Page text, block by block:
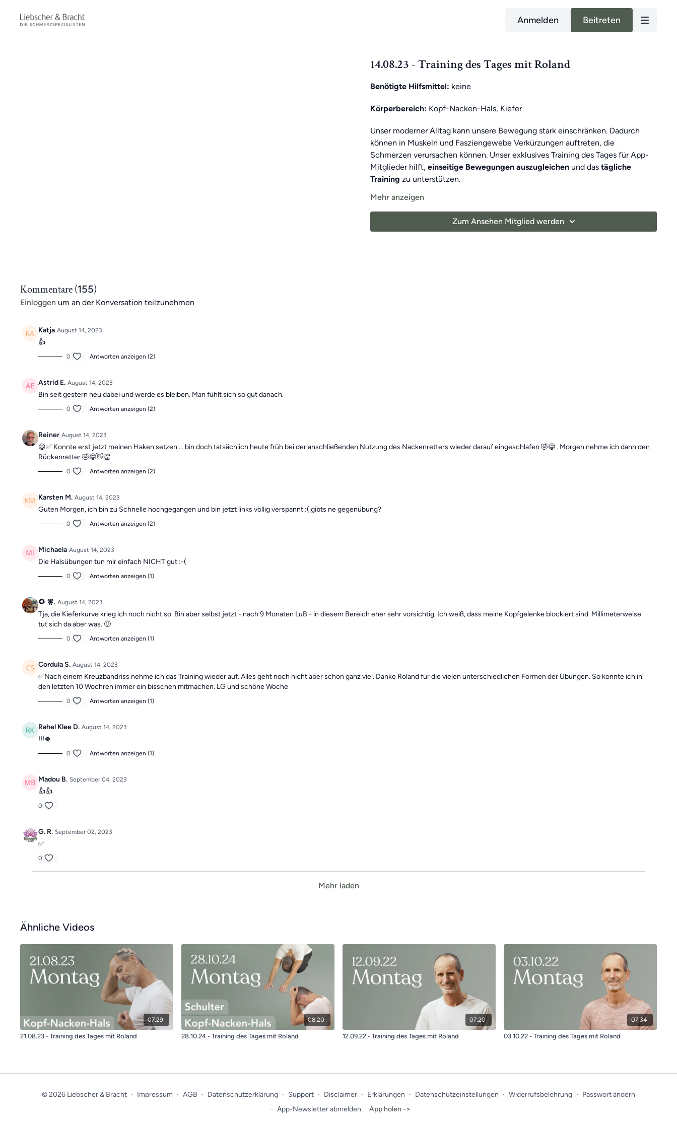
Anmelden Beitreten
14.08.23 - Training des Tages mit Roland
Benötigte Hilfsmittel: keine
Körperbereich: Kopf-Nacken-Hals, Kiefer
Unser moderner Alltag kann unsere Bewegung stark einschränken. Dadurch
können in Muskeln und Fasziengewebe Verkürzungen auftreten, die
Schmerzen verursachen können. Unser exklusives Training des Tages für App-
Mitglieder hilft,einseitige Bewegungen auszugleichen und dastägliche
Training zu unterstützen.
Jeden Tagerwartet dich ein
AlsWochen-Highlightgibt essonntags ein 30-minütiges Training, um dich
Übungseinheiten sind unabhängig voneinander. In der Kategorie“Vergangene
Mehr anzeigen
Zum Ansehen Mitglied werden
Kommentare (155)
Einloggen um an der Konversation teilzunehmen
Katja August 14, 2023
👍
0 Antworten anzeigen (2)
Astrid E. August 14, 2023
Bin seit gestern neu dabei und werde es bleiben. Man fühlt sich so gut danach.
0 Antworten anzeigen (2)
Reiner August 14, 2023
😀✅ Konnte erst jetzt meinen Haken setzen … bin doch tatsächlich heute früh bei der anschließenden Nutzung des Nackenretters wieder darauf eingeschlafen 🤣😂 . Morgen nehme ich dann den
Rückenretter 🤣😂👋👏
0 Antworten anzeigen (2)
Karsten M. August 14, 2023
Guten Morgen, ich bin zu Schnelle hochgegangen und bin jetzt links völlig verspannt :( gibts ne gegenübung?
0 Antworten anzeigen (2)
Michaela August 14, 2023
Die Halsübungen tun mir einfach NICHT gut :-(
0 Antworten anzeigen (1)
🌻 🧚. August 14, 2023
Tja, die Kieferkurve krieg ich noch nicht so. Bin aber selbst jetzt - nach 9 Monaten LuB - in diesem Bereich eher sehr vorsichtig. Ich weiß, dass meine Kopfgelenke blockiert sind. Millimeterweise
tut sich da aber was. 🙂
0 Antworten anzeigen (1)
Cordula S. August 14, 2023
✅Nach einem Kreuzbandriss nehme ich das Training wieder auf. Alles geht noch nicht aber schon ganz viel. Danke Roland für die vielen unterschiedlichen Formen der Übungen. So konnte ich in
den letzten 10 Wochren immer ein bisschen mitmachen. LG und schöne Woche
0 Antworten anzeigen (1)
Rahel Klee D. August 14, 2023
!!!🍀
0 Antworten anzeigen (1)
Madou B. September 04, 2023
👍👍
0
G. R. September 02, 2023
✅️
0
Mehr laden
Ähnliche Videos
07:29
21.08.23 - Training des Tages mit Roland
08:20
28.10.24 - Training des Tages mit Roland
07:20
12.09.22 - Training des Tages mit Roland
07:34
03.10.22 - Training des Tages mit Roland
© 2026 Liebscher & Bracht ∙ Impressum ∙ AGB ∙ Datenschutzerklärung ∙ Support ∙ Disclaimer ∙ Erklärungen ∙ Datenschutzeinstellungen ∙ Widerrufsbelehrung ∙ Passwort ändern
∙ App-Newsletter abmelden App holen ->